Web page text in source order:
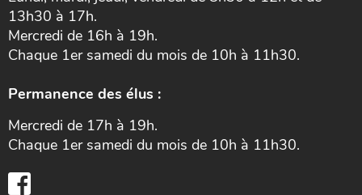
13h30 à 17h.
Mercredi de 16h à 19h.
Chaque 1er samedi du mois de 10h à 11h30.
Permanence des élus :
Mercredi de 17h à 19h.
Chaque 1er samedi du mois de 10h à 11h30.